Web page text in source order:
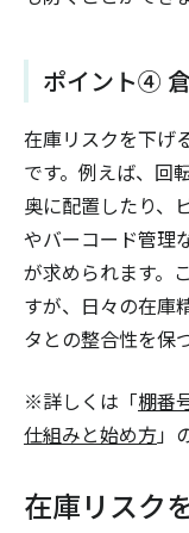
ポイント④
在庫リスクを下げ
です。例えば、回
奥に配置したり、
やバーコード管理
が求められます。
すが、日々の在庫
タとの整合性を保
※詳しくは「棚番
仕組みと始め方」
在庫リスク